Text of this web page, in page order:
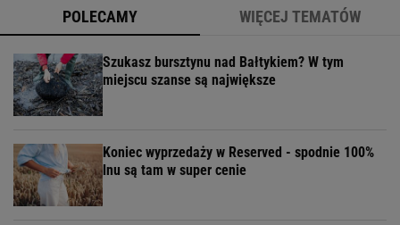
POLECAMY WIĘCEJ TEMATÓW
Szukasz bursztynu nad Bałtykiem? W tym
miejscu szanse są największe
Koniec wyprzedaży w Reserved - spodnie 100%
lnu są tam w super cenie